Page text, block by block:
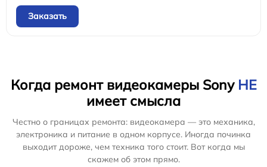
Заказать
Когда ремонт видеокамеры Sony НЕ
имеет смысла
Честно о границах ремонта: видеокамера — это механика,
электроника и питание в одном корпусе. Иногда починка
выходит дороже, чем техника того стоит. Вот когда мы
скажем об этом прямо.